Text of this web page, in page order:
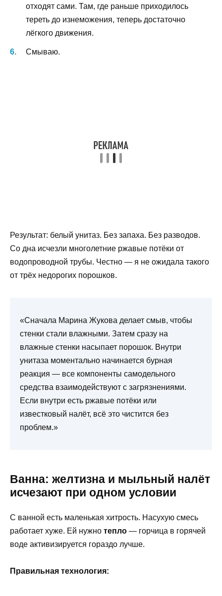
отходят сами. Там, где раньше приходилось
тереть до изнеможения, теперь достаточно
лёгкого движения.
Смываю.
Результат: белый унитаз. Без запаха. Без разводов.
Со дна исчезли многолетние ржавые потёки от
водопроводной трубы. Честно — я не ожидала такого
от трёх недорогих порошков.
«Сначала Марина Жукова делает смыв, чтобы
стенки стали влажными. Затем сразу на
влажные стенки насыпает порошок. Внутри
унитаза моментально начинается бурная
реакция — все компоненты самодельного
средства взаимодействуют с загрязнениями.
Если внутри есть ржавые потёки или
известковый налёт, всё это чистится без
проблем.»
Ванна: желтизна и мыльный налёт
исчезают при одном условии
С ванной есть маленькая хитрость. Насухую смесь
работает хуже. Ей нужно тепло — горчица в горячей
воде активизируется гораздо лучше.
Правильная технология: